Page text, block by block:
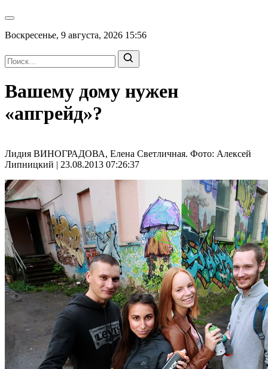
Воскресенье, 9 августа, 2026 15:56
Вашему дому нужен
«апгрейд»?
Лидия ВИНОГРАДОВА, Елена Светличная. Фото: Алексей
Липницкий | 23.08.2013 07:26:37